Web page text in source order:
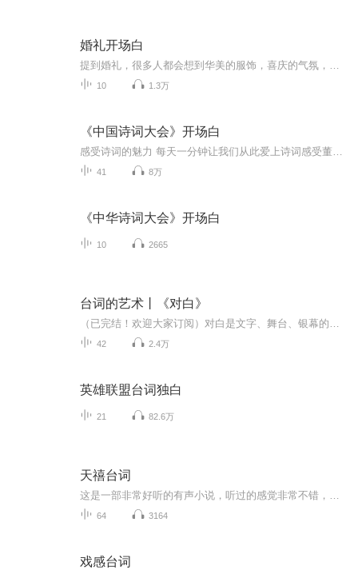
婚礼开场白
10 1.3万
《中国诗词大会》开场白
41 8万
《中华诗词大会》开场白
10 2665
台词的艺术丨《对白》
42 2.4万
英雄联盟台词独白
21 82.6万
天禧台词
64 3164
戏感台词